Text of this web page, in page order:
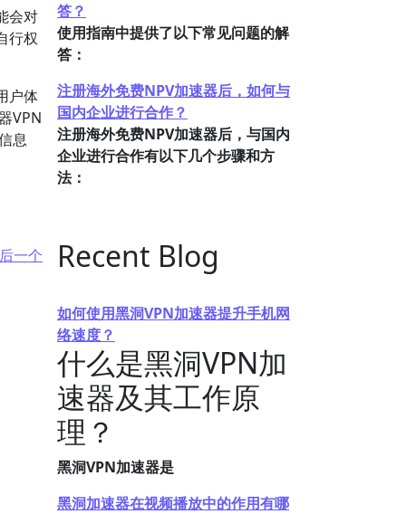
会对
行权
户体
VPN
息
后一个
答？
使用指南中提供了以下常见问题的解
答：
注册海外免费NPV加速器后，如何与
国内企业进行合作？
注册海外免费NPV加速器后，与国内
企业进行合作有以下几个步骤和方
法：
Recent Blog
如何使用黑洞VPN加速器提升手机网
络速度？
什么是黑洞VPN加
速器及其工作原
理？
黑洞VPN加速器是
黑洞加速器在视频播放中的作用有哪